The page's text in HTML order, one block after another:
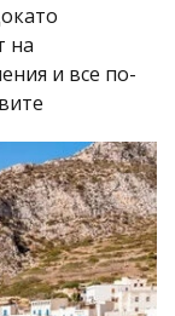
на
и все по-